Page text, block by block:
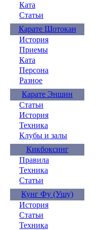
Ката
Статьи
Карате Шотокан
История
Приемы
Ката
Персона
Разное
Карате Эншин
Статьи
История
Техника
Клубы и залы
Кикбоксинг
Правила
Техника
Статьи
Кунг Фу (Ушу)
История
Статьи
Техника